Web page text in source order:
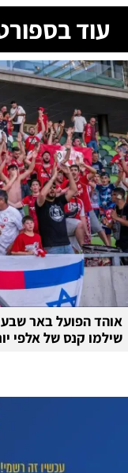
עוד
אוהד הפועל באר
שילמו קנס של אלפי